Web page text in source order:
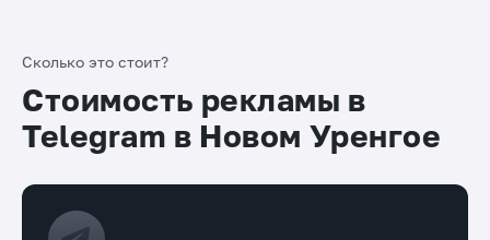
Сколько это стоит?
Стоимость рекламы в
Telegram в Новом Уренгое